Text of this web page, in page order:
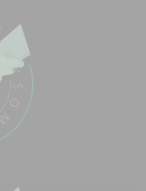
med?
produkter,
jeg er klar!
I?